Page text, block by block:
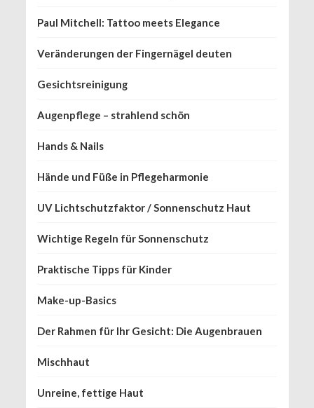
Paul Mitchell: Tattoo meets Elegance
Veränderungen der Fingernägel deuten
Gesichtsreinigung
Augenpflege – strahlend schön
Hands & Nails
Hände und Füße in Pflegeharmonie
UV Lichtschutzfaktor / Sonnenschutz Haut
Wichtige Regeln für Sonnenschutz
Praktische Tipps für Kinder
Make-up-Basics
Der Rahmen für Ihr Gesicht: Die Augenbrauen
Mischhaut
Unreine, fettige Haut